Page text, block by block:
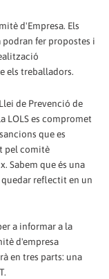
d'Empresa. Els
fer propostes i
els treballadors.
de Prevenció de
LOLS es compromet
que es
pel comitè
Sabem que és una
quedar reflectit en un
a informar a la
d'empresa
en tres parts: una